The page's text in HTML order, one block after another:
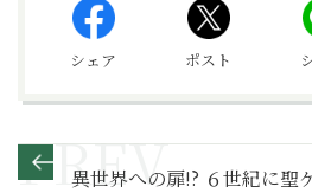
シェア ポスト
異世界への扉!? ６世紀に聖